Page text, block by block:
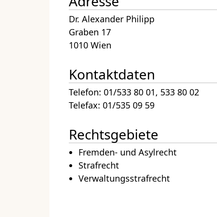
Dr. Alexander Philipp
Graben 17
1010 Wien
Kontaktdaten
Telefon: 01/533 80 01, 533 80 02
Telefax: 01/535 09 59
Rechtsgebiete
Fremden- und Asylrecht
Strafrecht
Verwaltungsstrafrecht